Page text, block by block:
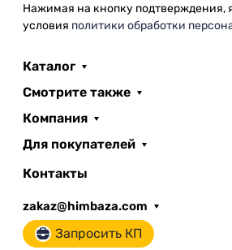
Нажимая на кнопку подтверждения,
условия политики обработки
Каталог
Смотрите также
Компания
Для покупателей
Контакты
zakaz@himbaza.com
Запросить КП